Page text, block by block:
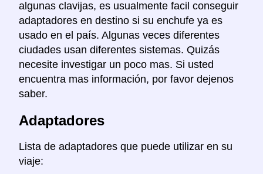
algunas clavijas, es usualmente facil conseguir
adaptadores en destino si su enchufe ya es
usado en el país. Algunas veces diferentes
ciudades usan diferentes sistemas. Quizás
necesite investigar un poco mas. Si usted
encuentra mas información, por favor dejenos
saber.
Adaptadores
Lista de adaptadores que puede utilizar en su
viaje: